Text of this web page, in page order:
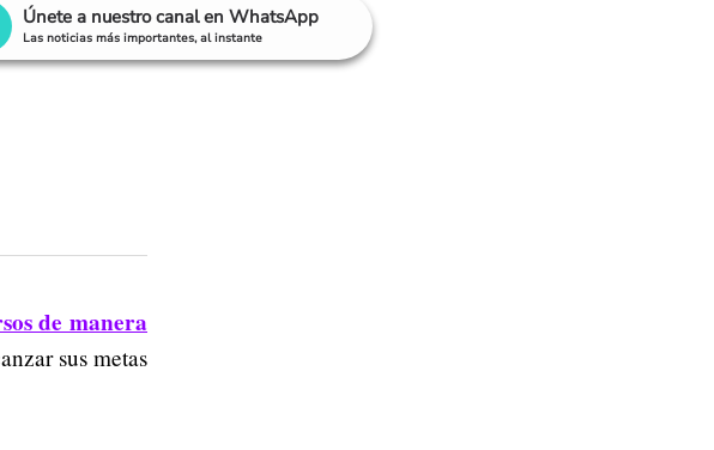
Únete a nuestro canal en WhatsApp
Las noticias más importantes, al instante
de manera
sus metas